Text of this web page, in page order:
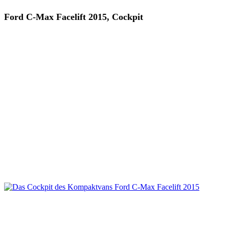
Ford C-Max Facelift 2015, Cockpit